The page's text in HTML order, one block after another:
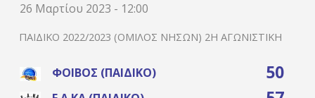
26 Μαρτίου 2023 - 12:00
ΠΑΙΔΙΚΌ 2022/2023 (ΌΜΙΛΟΣ ΝΉΣΩΝ) 2Η ΑΓΩΝΙΣΤΙΚΉ
ΦΟΊΒΟΣ (ΠΑΙΔΙΚΌ) 50